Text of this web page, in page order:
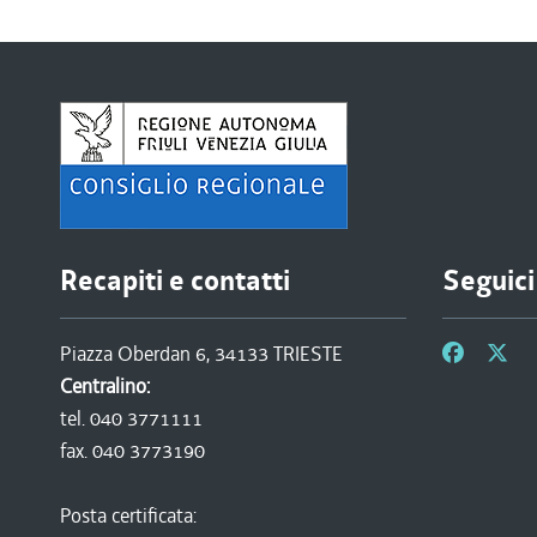
Recapiti e contatti
Piazza Oberdan 6, 34133 TRIESTE
Centralino:
tel. 040 3771111
fax. 040 3773190
Posta certificata: